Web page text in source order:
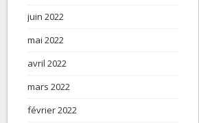
juin 2022
mai 2022
avril 2022
mars 2022
février 2022